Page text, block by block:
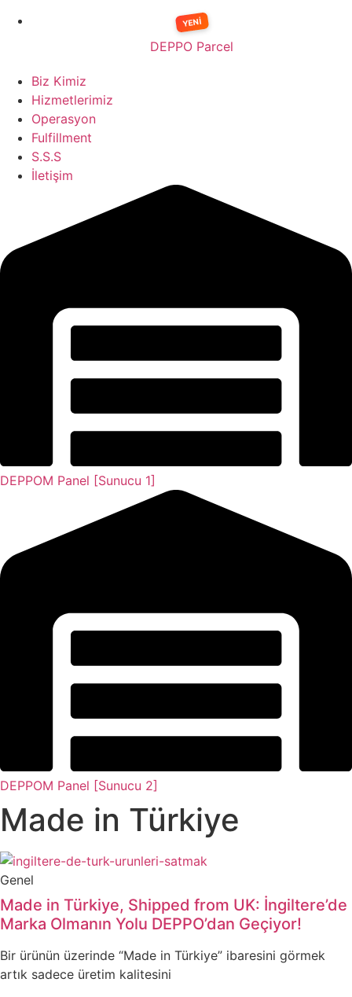
DEPPO Parcel
Biz Kimiz
Hizmetlerimiz
Operasyon
Fulfillment
S.S.S
İletişim
DEPPOM Panel [Sunucu 1]
DEPPOM Panel [Sunucu 2]
Made in Türkiye
Genel
Made in Türkiye, Shipped from UK: İngiltere’de
Marka Olmanın Yolu DEPPO’dan Geçiyor!
Bir ürünün üzerinde “Made in Türkiye” ibaresini görmek
artık sadece üretim kalitesini